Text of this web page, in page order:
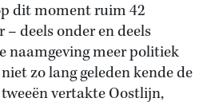
dit moment ruim 42
deels onder en deels
naamgeving meer politiek
zo lang geleden kende de
vertakte Oostlijn,